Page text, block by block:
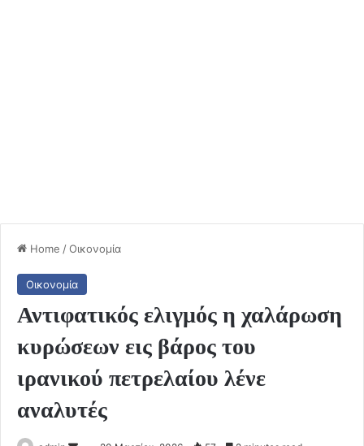
Home /Οικονομία
Οικονομία
Αντιφατικός ελιγμός η χαλάρωση
κυρώσεων εις βάρος του
ιρανικού πετρελαίου λένε
αναλυτές